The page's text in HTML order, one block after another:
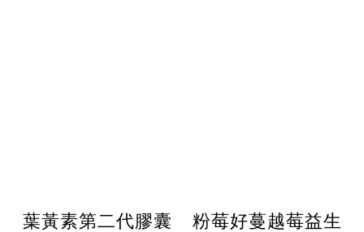
葉黃素第二代膠囊
粉莓好蔓越莓益生